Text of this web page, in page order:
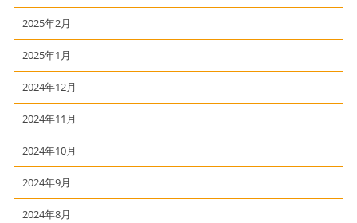
2025年2月
2025年1月
2024年12月
2024年11月
2024年10月
2024年9月
2024年8月